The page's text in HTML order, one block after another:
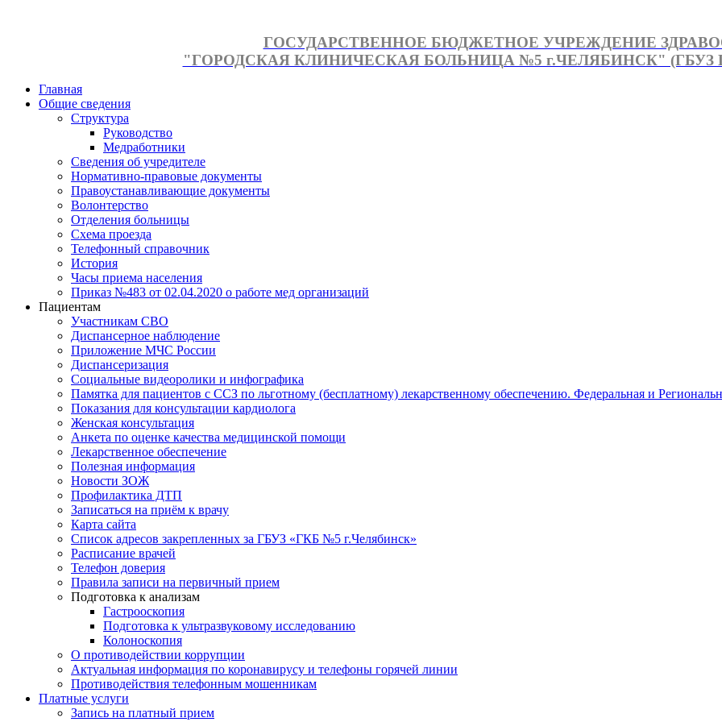
ГОСУДАРСТВЕННОЕ БЮДЖЕТНОЕ УЧРЕЖДЕНИЕ
"ГОРОДСКАЯ КЛИНИЧЕСКАЯ БОЛЬНИЦА №5 г.ЧЕЛЯБИНСК" (ГБУЗ
Главная
Общие сведения
Структура
Руководство
Медработники
Сведения об учредителе
Нормативно-правовые документы
Правоустанавливающие документы
Волонтерство
Отделения больницы
Схема проезда
Телефонный справочник
История
Часы приема населения
Приказ №483 от 02.04.2020 о работе мед организаций
Пациентам
Участникам СВО
Диспансерное наблюдение
Приложение МЧС России
Диспансеризация
Социальные видеоролики и инфографика
Памятка для пациентов с ССЗ по льготному (бесплатному) лекарственному обеспечению. Федеральная и
Показания для консультации кардиолога
Женская консультация
Анкета по оценке качества медицинской помощи
Лекарственное обеспечение
Полезная информация
Новости ЗОЖ
Профилактика ДТП
Записаться на приём к врачу
Карта сайта
Список адресов закрепленных за ГБУЗ «ГКБ №5 г.Челябинск»
Расписание врачей
Телефон доверия
Правила записи на первичный прием
Подготовка к анализам
Гастрооскопия
Подготовка к ультразвуковому исследованию
Колоноскопия
О противодействии коррупции
Актуальная информация по коронавирусу и телефоны горячей линии
Противодействия телефонным мошенникам
Платные услуги
Запись на платный прием